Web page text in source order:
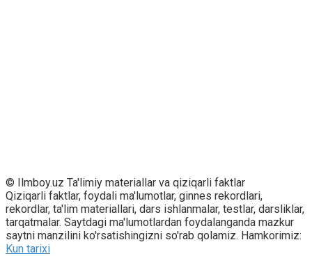
© Ilmboy.uz Ta'limiy materiallar va qiziqarli faktlar
Qiziqarli faktlar, foydali ma'lumotlar, ginnes rekordlari,
rekordlar, ta'lim materiallari, dars ishlanmalar, testlar, darsliklar,
tarqatmalar. Saytdagi ma'lumotlardan foydalanganda mazkur
saytni manzilini ko'rsatishingizni so'rab qolamiz. Hamkorimiz:
Kun tarixi